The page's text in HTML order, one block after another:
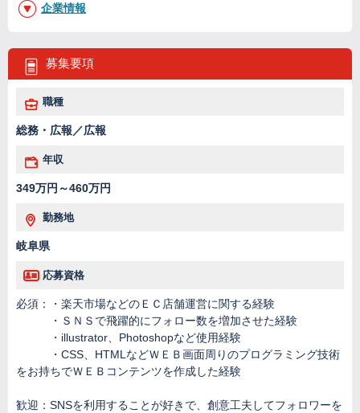
募集要項
職種
総務・広報／広報
年収
349万円～460万円
勤務地
岐阜県
応募資格
必須：・楽天市場などのＥＣ店舗運営に関する経験
・ＳＮＳで飛躍的にフォロー数を増加させた経験
・illustrator、Photoshopなど使用経験
・CSS、HTMLなどＷＥＢ画面周りのプログラミング技術
をお持ちでＷＥＢコンテンツを作成した経験
歓迎：SNSを利用することが好きで、創意工夫してフォロワーを
企業情報